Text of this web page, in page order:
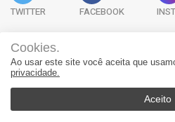
TWITTER FACEBOOK
Acervo Digital Fale
JORNAL CORREIO DO NORTE -
Cookies.
Ao usar este site você aceita que
privacidade.
Aceito